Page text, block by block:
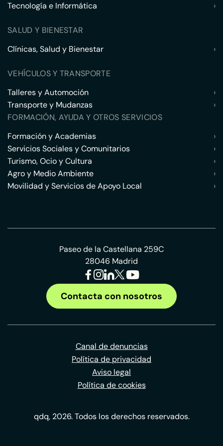
Tecnología e Informática
›
SALUD Y BIENESTAR
Clínicas, Salud y Bienestar
›
VEHÍCULOS Y TRANSPORTE
Talleres y Automoción
›
Transporte y Mudanzas
›
FORMACIÓN, AYUDA Y OTROS SERVICIOS
Formación y Academias
›
Servicios Sociales y Comunitarios
›
Turismo, Ocio y Cultura
›
Agro y Medio Ambiente
›
Movilidad y Servicios de Apoyo Local
›
Paseo de la Castellana 259C
28046 Madrid
Contacta con nosotros
Canal de denuncias
Política de privacidad
Aviso legal
Política de cookies
qdq, 2026. Todos los derechos reservados.